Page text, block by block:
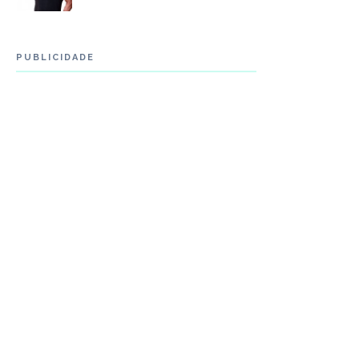
PUBLICIDADE